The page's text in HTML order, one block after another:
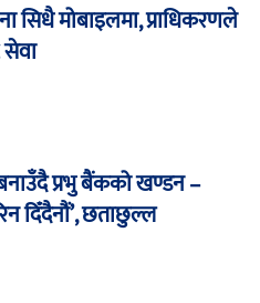
सिधै मोबाइलमा, प्राधिकरणले
प्रभु बैंकको खण्डन –
दिँदैनौं’, छताछुल्ल